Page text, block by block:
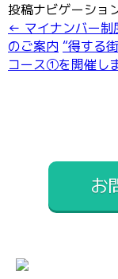
投稿ナビゲーショ
← マイナンバー
のご案内 “得する
コース①を開催し
お